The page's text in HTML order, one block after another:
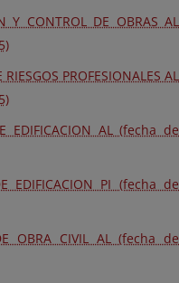
Y CONTROL DE OBRAS AL
PROFESIONALES AL
EDIFICACION AL (fecha de
EDIFICACION PI (fecha de
OBRA CIVIL AL (fecha de